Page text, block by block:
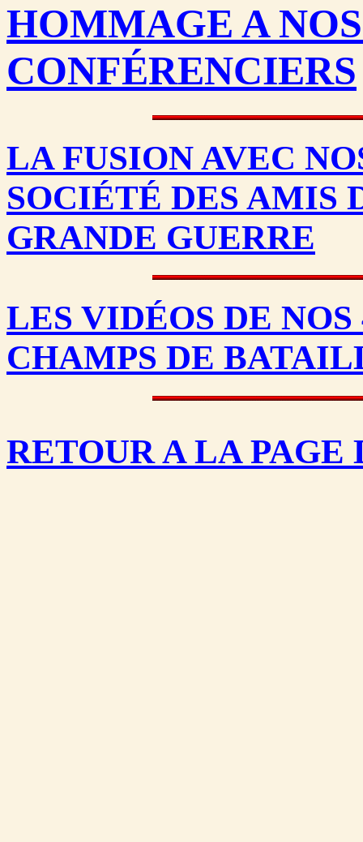
HOMMAGE A
CONFÉRENCIERS
LA FUSION AVEC
SOCIÉTÉ DES AMIS
GRANDE GUERRE
LES VIDÉOS DE
CHAMPS DE
RETOUR A LA